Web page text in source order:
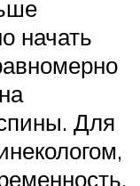
начать
Для